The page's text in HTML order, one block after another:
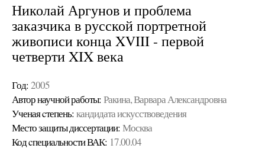
Николай Аргунов и проблема
заказчика в русской портретной
живописи конца XVIII - первой
четверти XIX века
Год: 2005
Автор научной работы: Ракина, Варвара Александровна
Ученая cтепень: кандидата искусствоведения
Место защиты диссертации: Москва
Код cпециальности ВАК: 17.00.04